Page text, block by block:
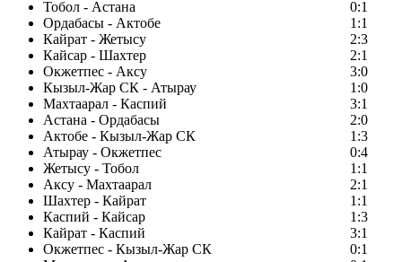
Тобол - Астана
0:1
Ордабасы - Актобе
1:1
Кайрат - Жетысу
2:3
Кайсар - Шахтер
2:1
Окжетпес - Аксу
3:0
Кызыл-Жар СК - Атырау
1:0
Махтаарал - Каспий
3:1
Астана - Ордабасы
2:0
Актобе - Кызыл-Жар СК
1:3
Атырау - Окжетпес
0:4
Жетысу - Тобол
1:1
Аксу - Махтаарал
2:1
Шахтер - Кайрат
1:1
Каспий - Кайсар
1:3
Кайрат - Каспий
3:1
Окжетпес - Кызыл-Жар СК
0:1